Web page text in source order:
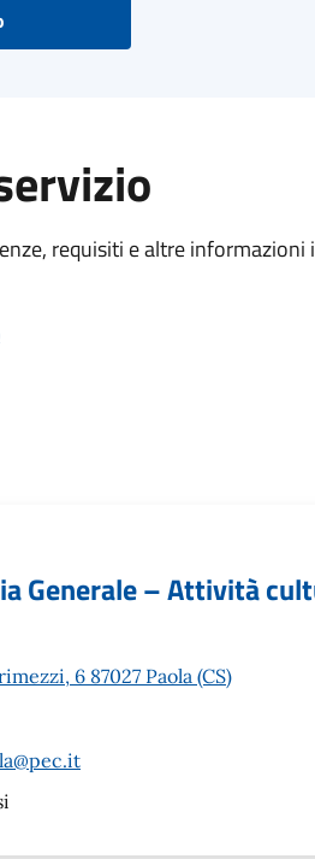
requisiti e altre
Generale – Attività
6 87027 Paola (CS)